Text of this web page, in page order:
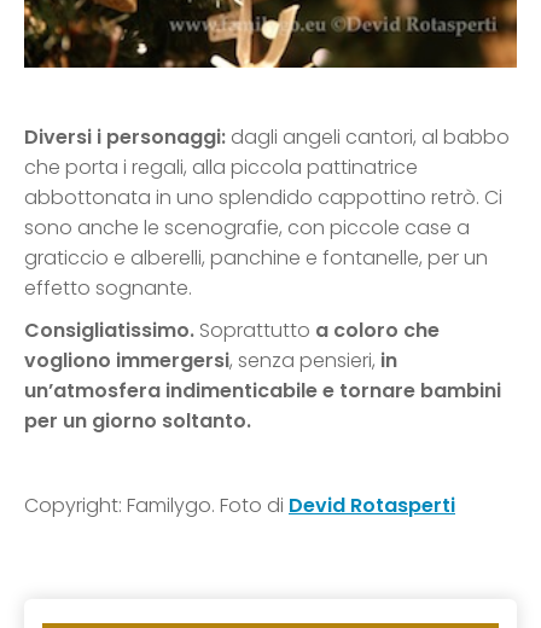
Diversi i personaggi: dagli angeli cantori, al babbo
che porta i regali, alla piccola pattinatrice
abbottonata in uno splendido cappottino retrò. Ci
sono anche le scenografie, con piccole case a
graticcio e alberelli, panchine e fontanelle, per un
effetto sognante.
Consigliatissimo. Soprattutto a coloro che
vogliono immergersi, senza pensieri, in
un’atmosfera indimenticabile e tornare bambini
per un giorno soltanto.
Copyright: Familygo. Foto di Devid Rotasperti